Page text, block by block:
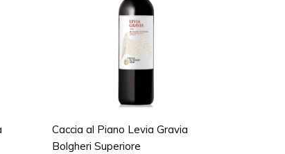
Caccia al Piano Levia Gravia
Bolgheri Superiore